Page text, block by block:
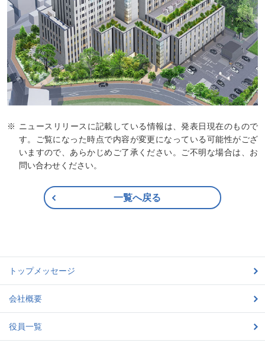
ニュースリリースに記載している情報は、発表日現在のもので
す。ご覧になった時点で内容が変更になっている可能性がござ
いますので、あらかじめご了承ください。ご不明な場合は、お
問い合わせください。
一覧へ戻る
トップメッセージ
会社概要
役員一覧